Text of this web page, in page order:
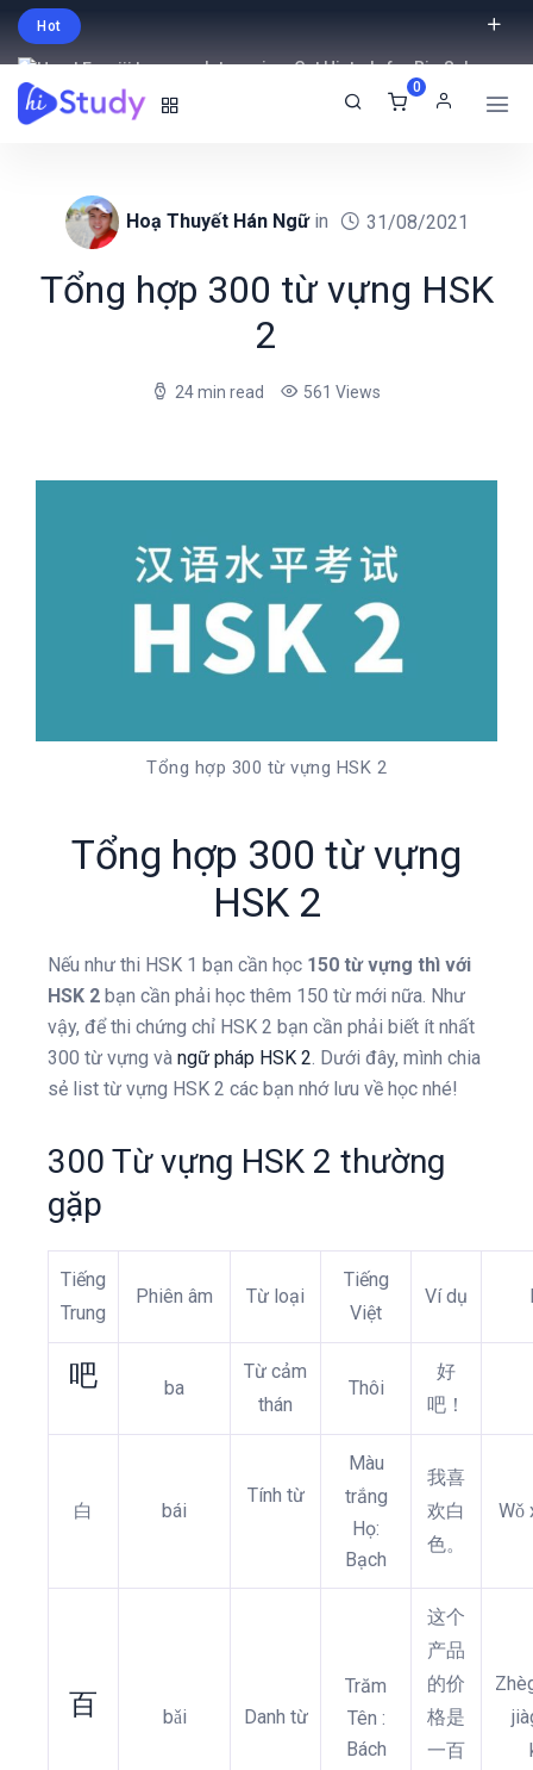
Hot
Intro price. Get Histudy for Big Sale
-95% off.
0
Hoạ Thuyết Hán Ngữin 31/08/2021
Tổng hợp 300 từ vựng HSK
2
24 min read 561 Views
Tổng hợp 300 từ vựng HSK 2
Tổng hợp 300 từ vựng
HSK 2
Nếu như thi HSK 1 bạn cần học 150 từ vựng thì với
HSK 2 bạn cần phải học thêm 150 từ mới nữa. Như
vậy, để thi chứng chỉ HSK 2 bạn cần phải biết ít nhất
300 từ vựng và ngữ pháp HSK 2 . Dưới đây, mình chia
sẻ list từ vựng HSK 2 các bạn nhớ lưu về học nhé!
300 Từ vựng HSK 2 thường
gặp
Tiếng
Trung
Phiên âm Từ loại
Tiếng
Việt
Ví dụ
吧 ba
Từ cảm
thán
Thôi
好
吧！
白 bái
Tính từ
Màu
trắng
Họ:
Bạch
我喜
欢白
色。
Wǒ
百 bǎi Danh từ
Trăm
Tên :
Bách
这个
产品
的价
格是
一百